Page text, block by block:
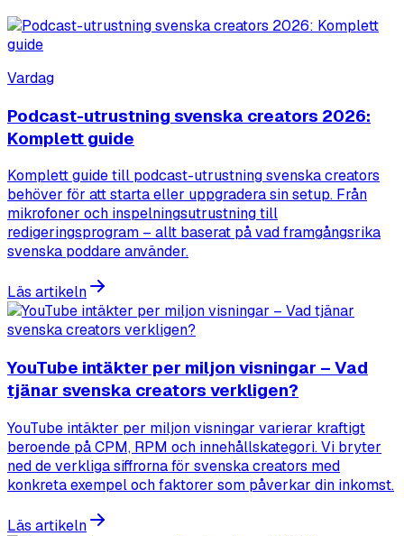
Vardag
Podcast-utrustning svenska creators 2026:
Komplett guide
Komplett guide till podcast-utrustning svenska creators
behöver för att starta eller uppgradera sin setup. Från
mikrofoner och inspelningsutrustning till
redigeringsprogram – allt baserat på vad framgångsrika
svenska poddare använder.
Läs artikeln
YouTube intäkter per miljon visningar – Vad
tjänar svenska creators verkligen?
YouTube intäkter per miljon visningar varierar kraftigt
beroende på CPM, RPM och innehållskategori. Vi bryter
ned de verkliga siffrorna för svenska creators med
konkreta exempel och faktorer som påverkar din inkomst.
Läs artikeln